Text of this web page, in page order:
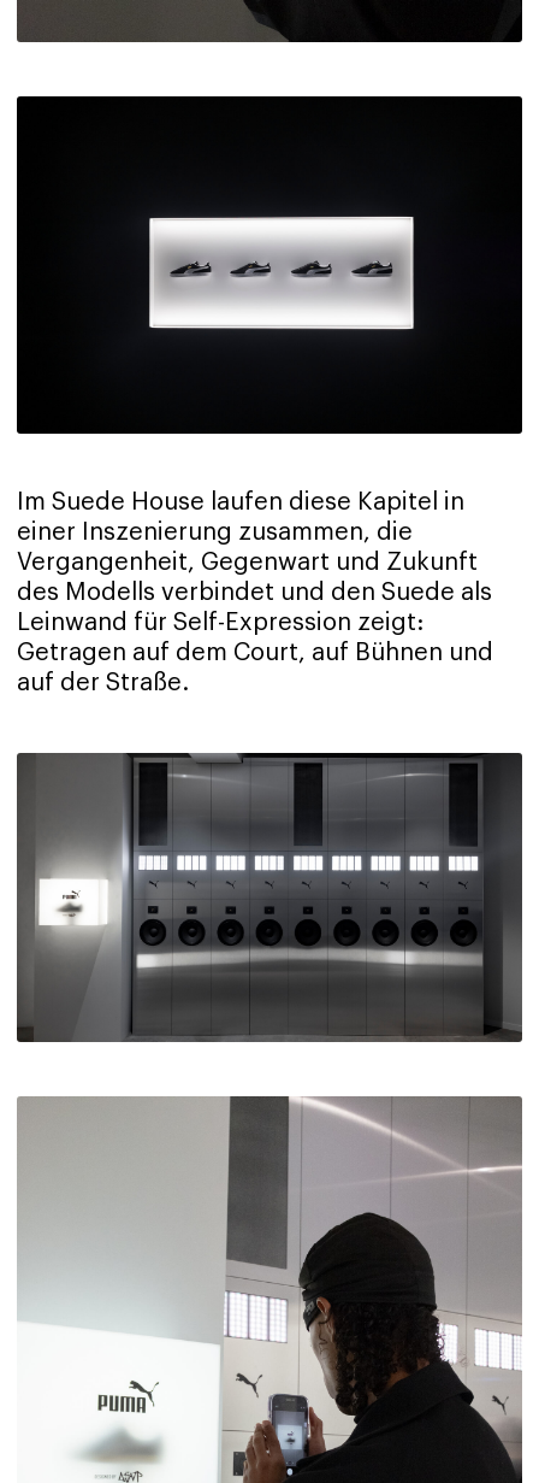
Im Suede House laufen diese Kapitel in
einer Inszenierung zusammen, die
Vergangenheit, Gegenwart und Zukunft
des Modells verbindet und den Suede als
Leinwand für Self-Expression zeigt:
Getragen auf dem Court, auf Bühnen und
auf der Straße.